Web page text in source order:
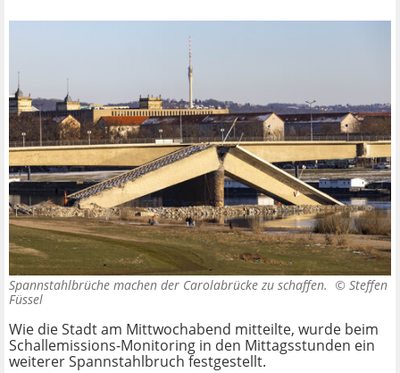
Spannstahlbrüche machen der Carolabrücke zu schaffen. © Steffen
Füssel
Wie die Stadt am Mittwochabend mitteilte, wurde beim
Schallemissions-Monitoring in den Mittagsstunden ein
weiterer Spannstahlbruch festgestellt.